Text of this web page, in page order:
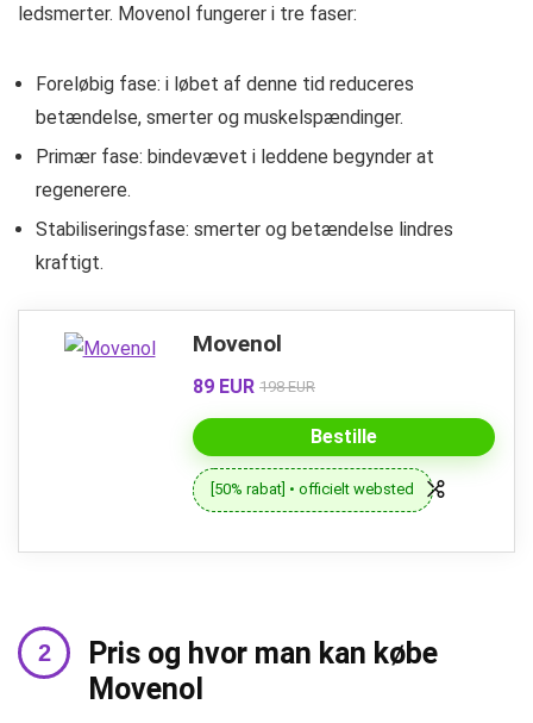
ledsmerter. Movenol fungerer i tre faser:
Foreløbig fase: i løbet af denne tid reduceres
betændelse, smerter og muskelspændinger.
Primær fase: bindevævet i leddene begynder at
regenerere.
Stabiliseringsfase: smerter og betændelse lindres
kraftigt.
Movenol
89 EUR 198 EUR
Bestille
[50% rabat] • officielt websted
Pris og hvor man kan købe
Movenol